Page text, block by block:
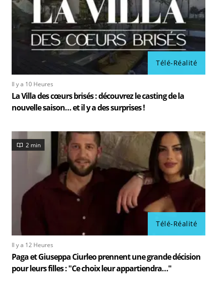
Télé-Réalité
Il y a 10 Heures
La Villa des cœurs brisés : découvrez le casting de la
nouvelle saison… et il y a des surprises !
Télé-Réalité
2 min
Il y a 12 Heures
Paga et Giuseppa Ciurleo prennent une grande décision
pour leurs filles : "Ce choix leur appartiendra…"